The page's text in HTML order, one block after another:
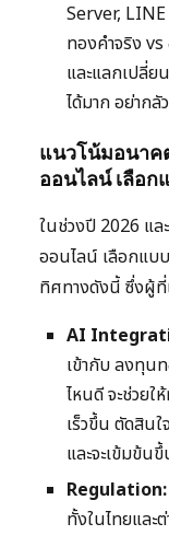
Server,
ทองคำจริง
และแลกเปลี่ย
ได้มาก อย่ากลั
แนวโน้มอนาค
ออนไลน์ เลือก
ในช่วงปี 2026 แล
ออนไลน์ เลือกแบ
ทิศทางดังนี้ ซึ่งผู้ที่
AI
เข้ากับ ลงทุน
ไหนดี จะช่วยใ
เร็วขึ้น ตัดสิน
และจะเข้มข้น
Regulation:
ทั้งในไทยและ